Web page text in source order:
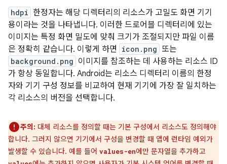
hdpi 한정자는 해당 디렉터리의 리소스가 고밀도 화면 기기
용이라는 것을 나타냅니다. 이러한 드로어블 디렉터리에 있는
이미지는 특정 화면 밀도에 맞춰 크기가 조절되지만 파일 이름
은 정확히 같습니다. 이렇게 하면
icon.png 또는
background.png 이미지를 참조하는 데 사용하는 리소스 ID
가 항상 동일합니다. Android는 리소스 디렉터리 이름의 한정
자와 기기 구성 정보를 비교하여 현재 기기에 가장 잘 일치하는
각 리소스의 버전을 선택합니다.
주의: 대체 리소스를 정의할 때는 기본 구성에서 리소스도 정의해야
합니다. 그러지 않으면 기기에서 구성을 변경할 때 앱에 런타임 예외가
발생할 수 있습니다. 예를 들어 values-en에만 문자열을 추가하고